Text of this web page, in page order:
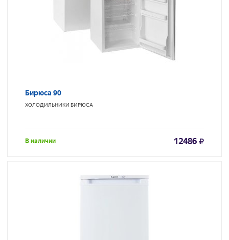
Бирюса 90
ХОЛОДИЛЬНИКИ БИРЮСА
В наличии 12486